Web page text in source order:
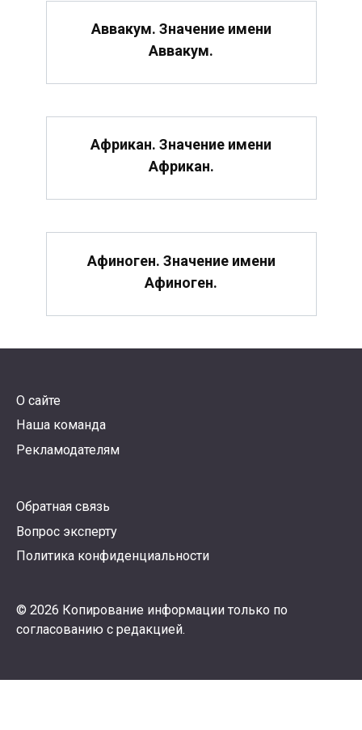
Аввакум. Значение имени
Аввакум.
Африкан. Значение имени
Африкан.
Афиноген. Значение имени
Афиноген.
О сайте
Наша команда
Рекламодателям
Обратная связь
Вопрос эксперту
Политика конфиденциальности
© 2026 Копирование информации только по
согласованию с редакцией.